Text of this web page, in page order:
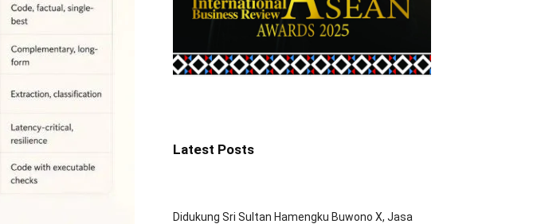
Latest Posts
Didukung Sri Sultan Hamengku Buwono X, Jasa